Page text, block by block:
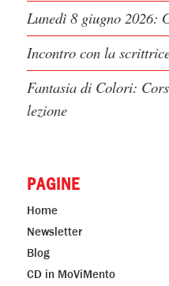
Lunedì 8 giugno 2026:
Incontro con la
Fantasia di Colori:
lezione
PAGINE
Home
Newsletter
Blog
CD in MoViMento